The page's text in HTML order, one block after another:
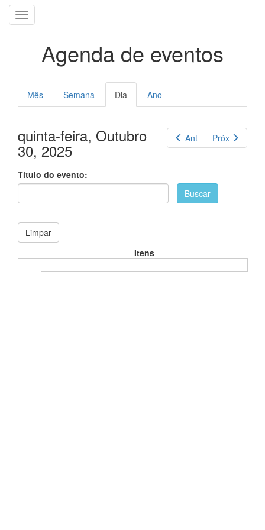
Pular
para Toggle
navigation
Agenda de eventos
Abas
primárias
Mês Semana Dia
ativa)
Ano
Ant Próx
quinta-feira, Outubro
30, 2025
Título do evento:
Buscar
Limpar
Itens